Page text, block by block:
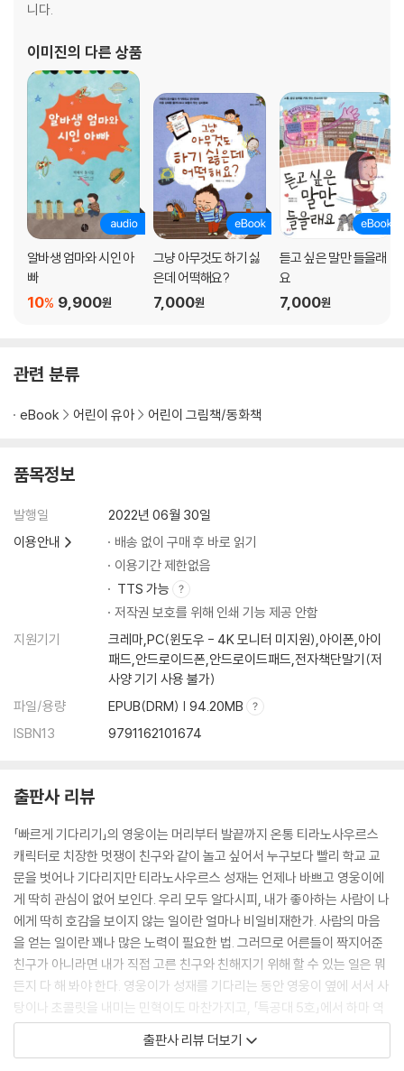
니다.
이미진의 다른 상품
알바생 엄마와 시인 아
빠
9,900원
10%
그냥 아무것도 하기 싫
은데 어떡해요?
7,000원
듣고 싶은 말만 들을래
요
7,000원
관련 분류
eBook 어린이 유아 어린이 그림책/동화책
품목정보
발행일
2022년 06월 30일
이용안내
배송 없이 구매 후 바로 읽기
이용기간 제한없음
TTS 가능
저작권 보호를 위해 인쇄 기능 제공 안함
지원기기
크레마,PC(윈도우 - 4K 모니터 미지원),아이폰,아이
패드,안드로이드폰,안드로이드패드,전자책단말기(저
사양 기기 사용 불가)
파일/용량
EPUB(DRM) | 94.20MB
ISBN13
9791162101674
출판사 리뷰
「빠르게 기다리기」의 영웅이는 머리부터 발끝까지 온통 티라노사우르스
캐릭터로 치장한 멋쟁이 친구와 같이 놀고 싶어서 누구보다 빨리 학교 교
문을 벗어나 기다리지만 티라노사우르스 성재는 언제나 바쁘고 영웅이에
게 딱히 관심이 없어 보인다. 우리 모두 알다시피, 내가 좋아하는 사람이 나
에게 딱히 호감을 보이지 않는 일이란 얼마나 비일비재한가. 사람의 마음
을 얻는 일이란 꽤나 많은 노력이 필요한 법. 그러므로 어른들이 짝지어준
친구가 아니라면 내가 직접 고른 친구와 친해지기 위해 할 수 있는 일은 뭐
든지 다 해 봐야 한다. 영웅이가 성재를 기다리는 동안 영웅이 옆에 서서 사
탕이나 초콜릿을 내미는 민혁이도 마찬가지고, 「특공대 5호」에서 하마 역
할을 양보하는 원준이도 마찬가지다. 다른 친구와 친해지기 위해서는 나를
조금 내려놓아야 하고, 그러다 보면 옆에서 나만 바라보는 다른 친구가 새
출판사 리뷰 더보기